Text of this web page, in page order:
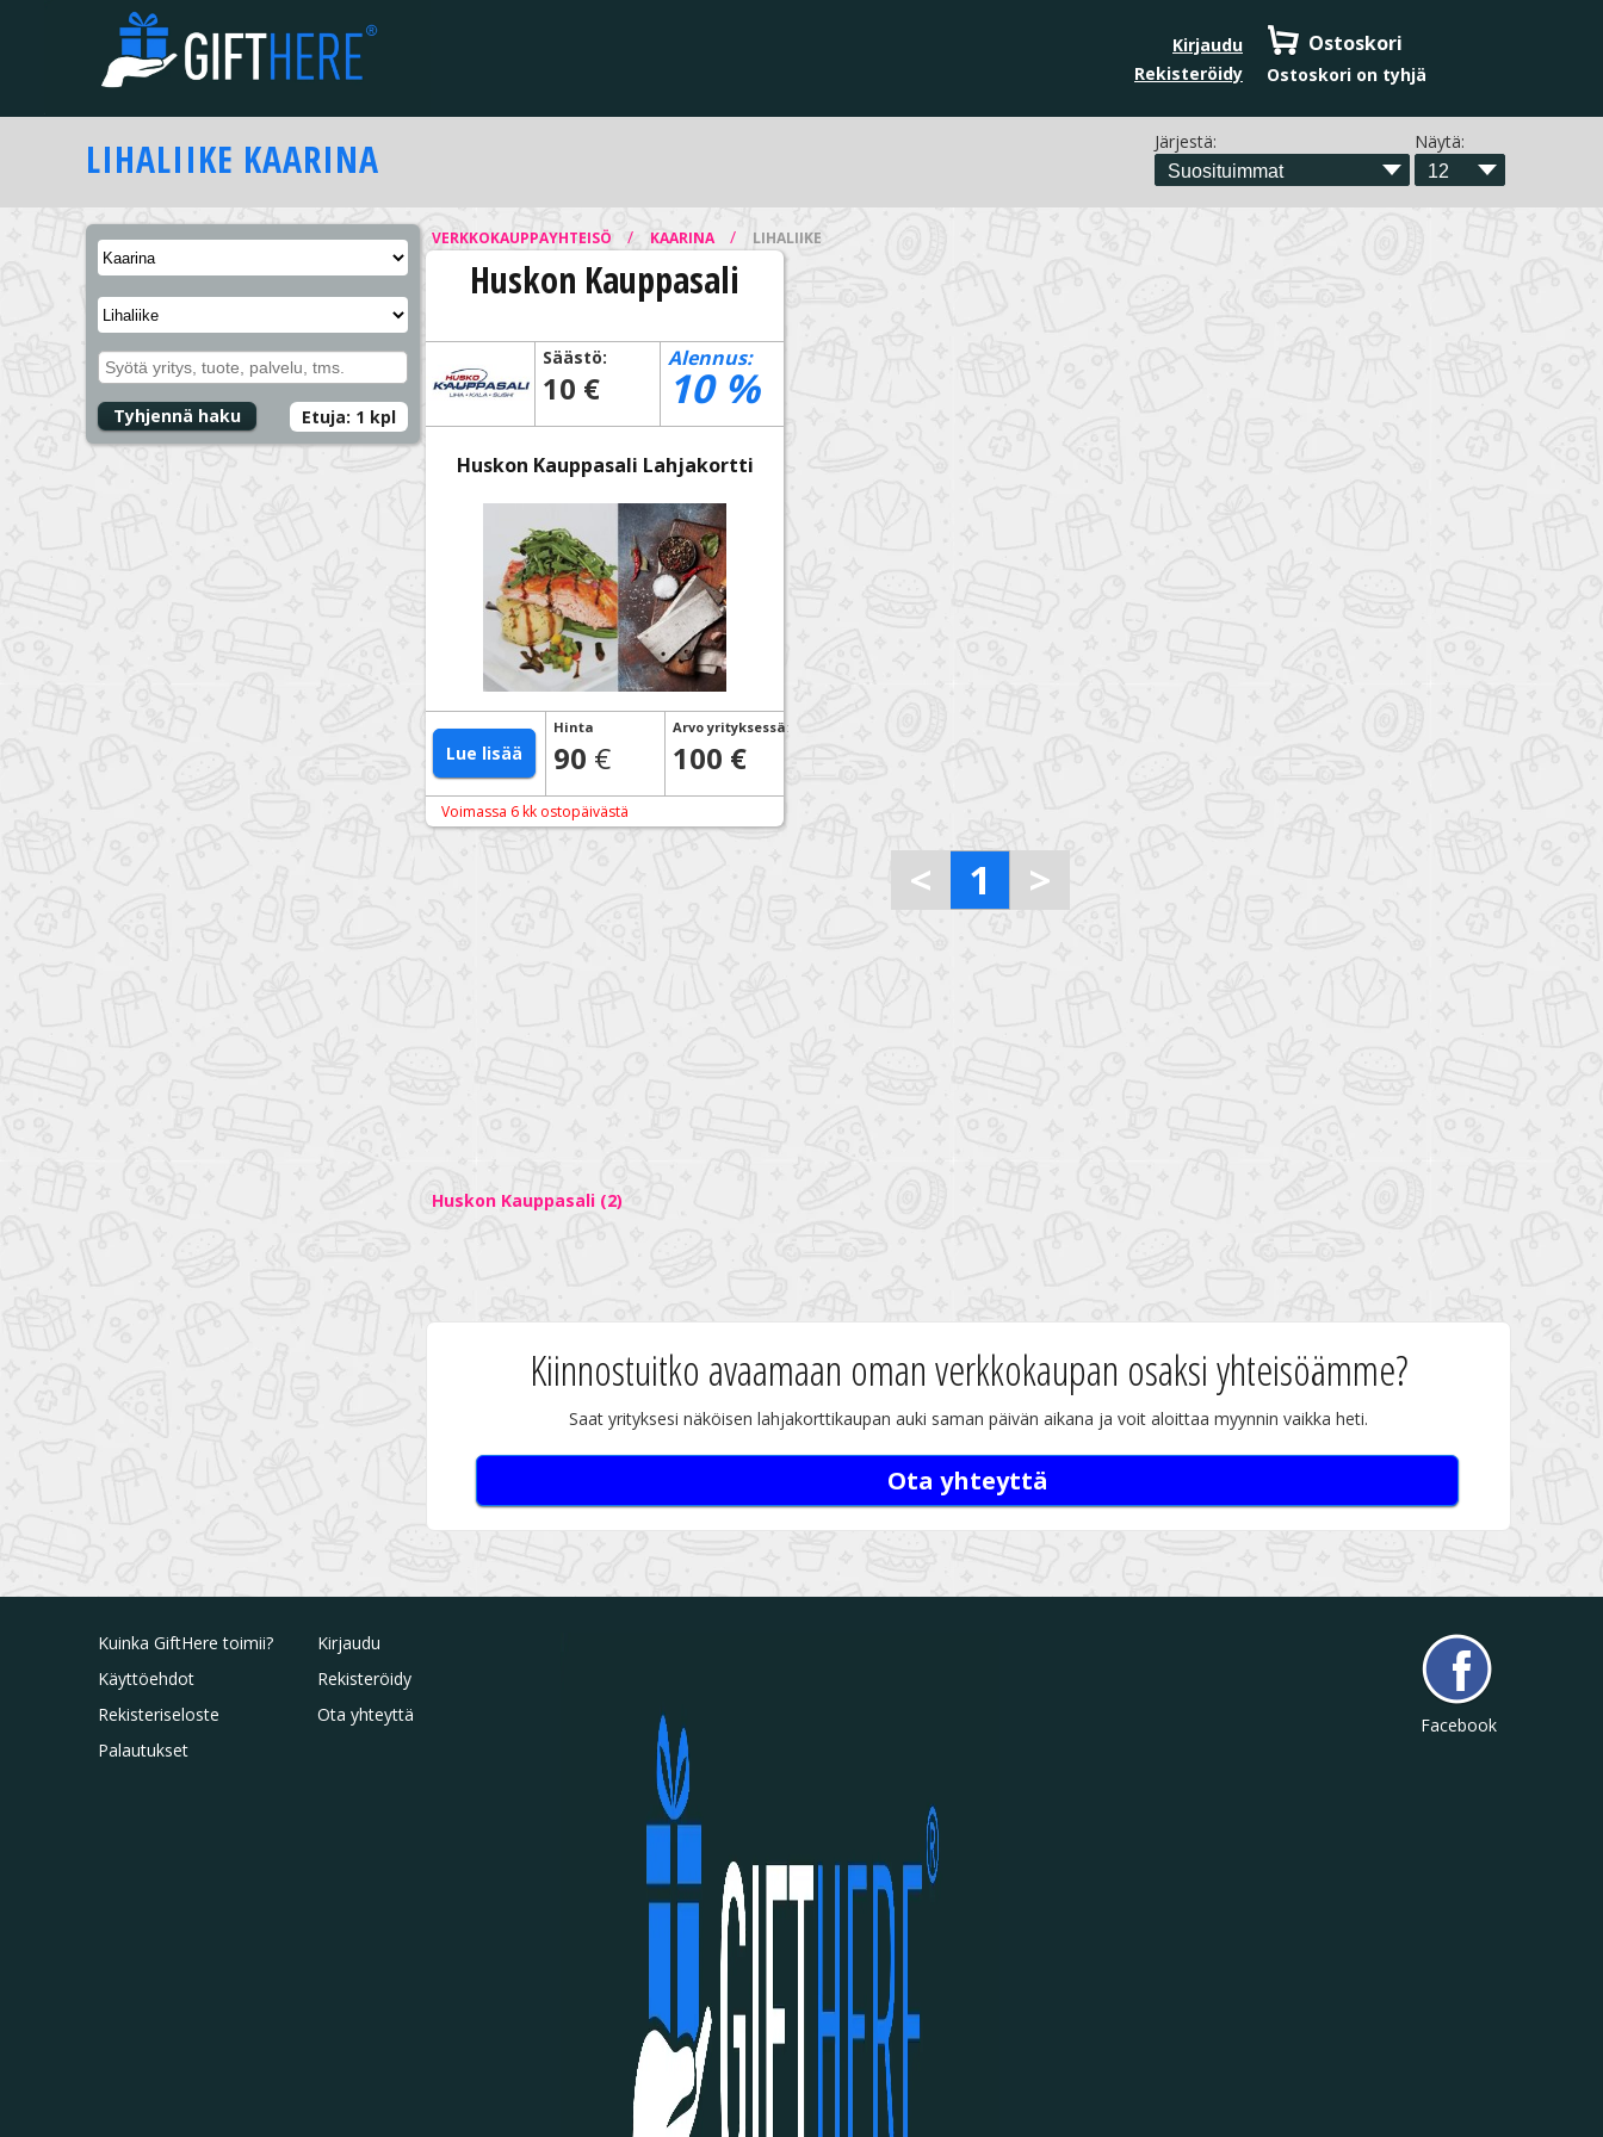
Ostoskori
Ostoskori on tyhjä
Kirjaudu
Rekisteröidy
LIHALIIKE KAARINA Järjestä: Näytä:
Tyhjennä haku Etuja: 1 kpl
VERKKOKAUPPAYHTEISÖ / KAARINA / LIHALIIKE
Huskon Kauppasali
Säästö:
10 €
Alennus:
10%
Huskon Kauppasali Lahjakortti
Lue lisää
Hinta
90 €
Arvo yrityksessä:
100 €
Voimassa 6 kk ostopäivästä
< 1 >
Huskon Kauppasali (2)
Kiinnostuitko avaamaan oman verkkokaupan osaksi yhteisöämme?
Saat yrityksesi näköisen lahjakorttikaupan auki saman päivän aikana ja voit aloittaa myynnin vaikka heti.
Ota yhteyttä
Kuinka GiftHere toimii?
Käyttöehdot
Rekisteriseloste
Palautukset
Kirjaudu
Rekisteröidy
Ota yhteyttä
Facebook